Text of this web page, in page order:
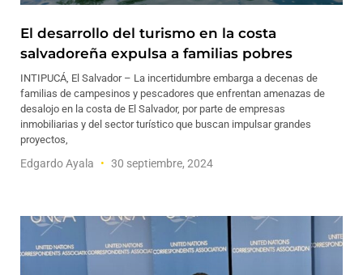
El desarrollo del turismo en la costa
salvadoreña expulsa a familias pobres
INTIPUCÁ, El Salvador – La incertidumbre embarga a decenas de
familias de campesinos y pescadores que enfrentan amenazas de
desalojo en la costa de El Salvador, por parte de empresas
inmobiliarias y del sector turístico que buscan impulsar grandes
proyectos,
Edgardo Ayala 30 septiembre, 2024